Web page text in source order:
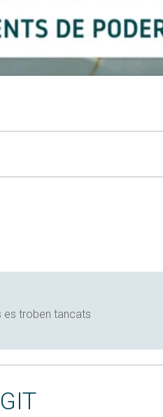
es troben tancats